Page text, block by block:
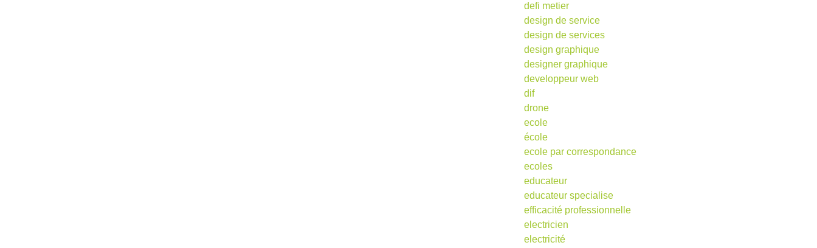
defi metier
design de service
design de services
design graphique
designer graphique
developpeur web
dif
drone
ecole
école
ecole par correspondance
ecoles
educateur
educateur specialise
efficacité professionnelle
electricien
electricité